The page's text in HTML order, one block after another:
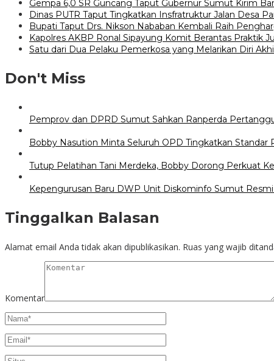
Gempa 6,0 SR Guncang Taput Gubernur Sumut Kirim
Dinas PUTR Taput Tingkatkan Insfratruktur Jalan Desa
Bupati Taput Drs. Nikson Nababan Kembali Raih
Kapolres AKBP Ronal Sipayung Komit Berantas Praktik
Satu dari Dua Pelaku Pemerkosa yang Melarikan Diri
Don't Miss
Pemprov dan DPRD Sumut Sahkan Ranperda
Bobby Nasution Minta Seluruh OPD Tingkatkan Standar
Tutup Pelatihan Tani Merdeka, Bobby Dorong Perkuat
Kepengurusan Baru DWP Unit Diskominfo Sumut
Tinggalkan Balasan
Alamat email Anda tidak akan dipublikasikan. Ruas yang wajib
Komentar